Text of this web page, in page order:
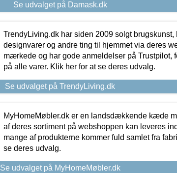
Se udvalget på Damask.dk
TrendyLiving.dk har siden 2009 solgt
designvarer og andre ting til hjemmet via deres
mærkede og har gode anmeldelser på Trustpilot,
på alle varer. Klik her for at se deres udvalg.
Se udvalget på TrendyLiving.dk
MyHomeMøbler.dk er en landsdækkende kæde
af deres sortiment på webshoppen kan leveres
mange af produkterne kommer fuld samlet fra
se deres udvalg.
Se udvalget på MyHomeMøbler.dk